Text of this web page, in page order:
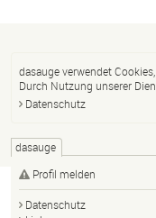
dasauge verwendet
Durch Nutzung unserer
Datenschutz
dasauge
Profil melden
Datenschutz